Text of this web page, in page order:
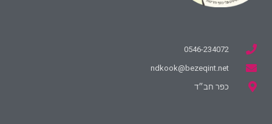
0546-234072
ndkook@bezeqint.net
כפר חב״ד